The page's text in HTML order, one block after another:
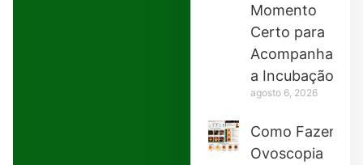
Momento
Certo para
Acompanhar
a Incubação
agosto 6, 2026
Como Fazer
Ovoscopia